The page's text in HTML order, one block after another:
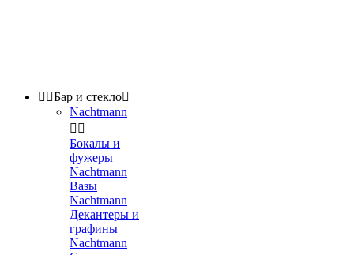
 Бар и стекло
Nachtmann
 
Бокалы и
фужеры
Nachtmann
Вазы
Nachtmann
Декантеры и
графины
Nachtmann